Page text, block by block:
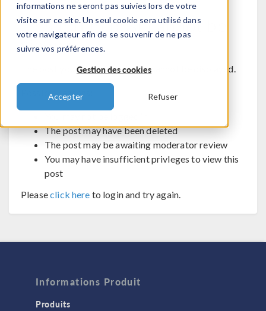
informations ne seront pas suivies lors de votre
visite sur ce site. Un seul cookie sera utilisé dans
votre navigateur afin de se souvenir de ne pas
suivre vos préférences.
Gestion des cookies
Accepter Refuser
This forum post cannot be
viewed
The post you are trying to view cannot be displayed.
Possible reasons:
The post may have been deleted
The post may be awaiting moderator review
You may have insufficient privleges to view this
post
Pleaseclick here to login and try again.
Informations Produit
Produits